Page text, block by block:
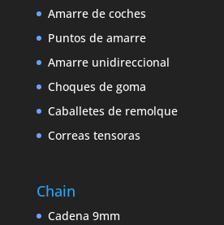
Amarre de coches
Puntos de amarre
Amarre unidireccional
Choques de goma
Caballetes de remolque
Correas tensoras
Chain
Cadena 9mm